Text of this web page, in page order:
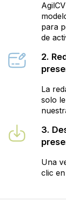
para
de
2.
La
solo
3.
Una
clic